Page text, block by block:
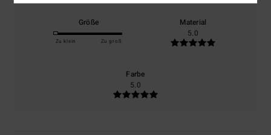
Größe
Zu klein Zu groß
Material
5.0
Farbe
5.0